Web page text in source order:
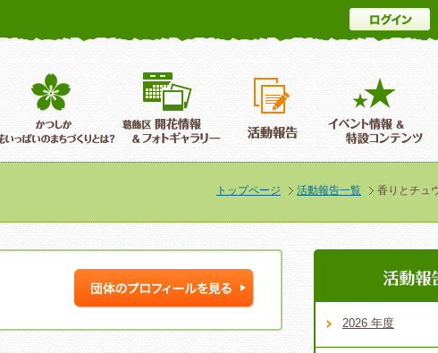
花いっぱいのまちづくり葛飾区花いっぱいのまちづくりとは葛飾区開花情報＆フォトギャラリー
トップページ 活動報告一覧 香りとチュ
2026 年度